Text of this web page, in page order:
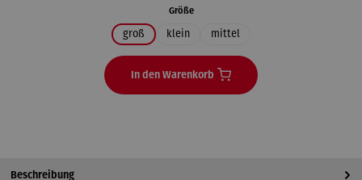
Größeauswählen
groß klein mittel
In den Warenkorb
Beschreibung